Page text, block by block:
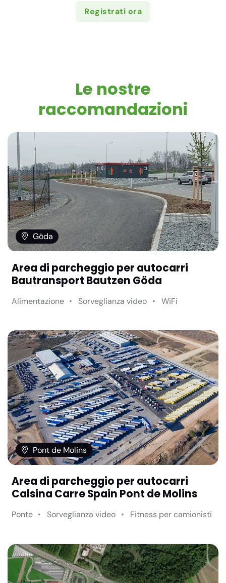
Registrati ora
Le nostre
raccomandazioni
Göda
Area di parcheggio per autocarri
Bautransport Bautzen Göda
Alimentazione Sorveglianza video WiFi
Pont de Molins
Area di parcheggio per autocarri
Calsina Carre Spain Pont de Molins
Ponte Sorveglianza video Fitness per camionisti